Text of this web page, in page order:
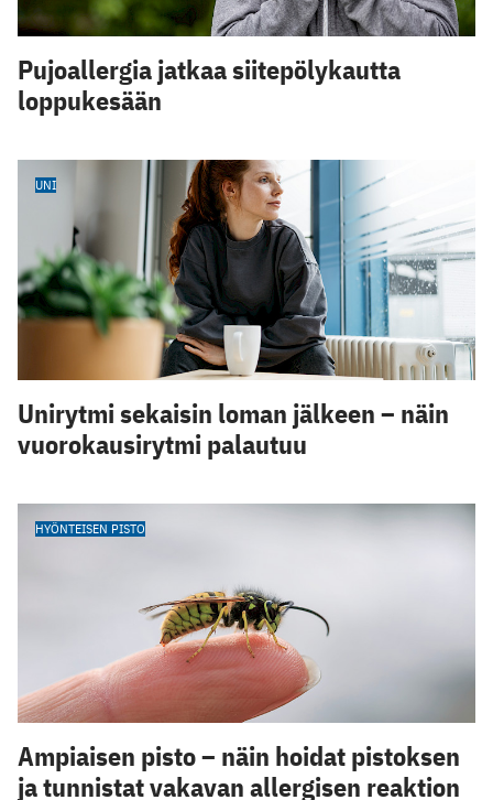
Pujoallergia jatkaa siitepölykautta
loppukesään
UNI
Unirytmi sekaisin loman jälkeen – näin
vuorokausirytmi palautuu
HYÖNTEISEN PISTO
Ampiaisen pisto – näin hoidat pistoksen
ja tunnistat vakavan allergisen reaktion